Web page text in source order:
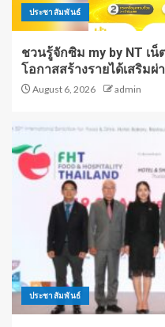
ประชาสัมพันธ์
ชวนรู้จักซิม my by NT เ
โอกาสสร้างรายได้เสริม
August 6, 2026 admin
ประชาสัมพันธ์